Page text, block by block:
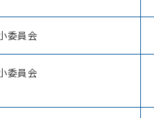
委員会
委員会